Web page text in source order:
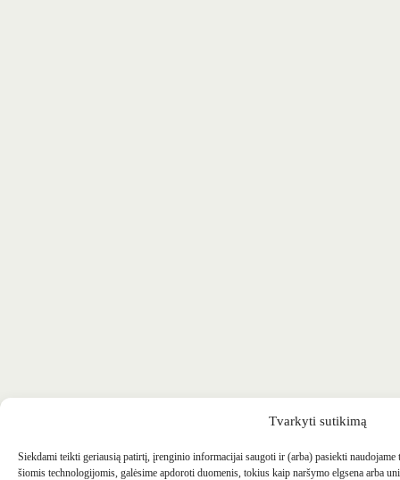
Tvarkyti sutikimą
Siekdami teikti geriausią patirtį, įrenginio informacijai saugoti ir (arba) pasiekti
šiomis technologijomis, galėsime apdoroti duomenis, tokius kaip naršymo elgsena arba